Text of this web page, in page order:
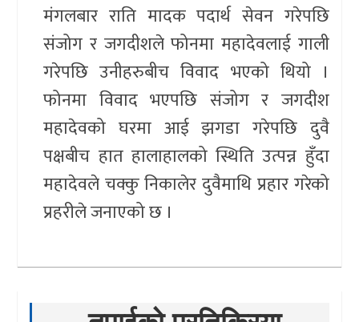
मंगलबार राति मादक पदार्थ सेवन गरेपछि
संजोग र जगदीशले फोनमा महादेवलाई गाली
गरेपछि उनीहरुबीच विवाद भएको थियो ।
फोनमा विवाद भएपछि संजोग र जगदीश
महादेवको घरमा आई झगडा गरेपछि दुवै
पक्षबीच हात हालाहालको स्थिति उत्पन्न हुँदा
महादेवले चक्कु निकालेर दुवैमाथि प्रहार गरेको
प्रहरीले जनाएको छ ।